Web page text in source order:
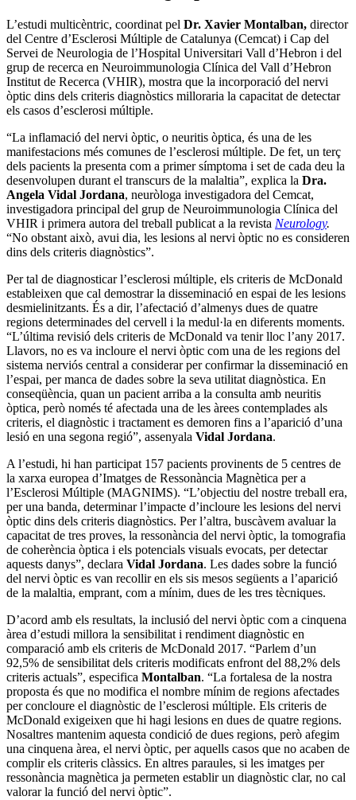
L’estudi multicèntric, coordinat pel Dr. Xavier Montalban, director
del Centre d’Esclerosi Múltiple de Catalunya (Cemcat) i Cap del
Servei de Neurologia de l’Hospital Universitari Vall d’Hebron i del
grup de recerca en Neuroimmunologia Clínica del Vall d’Hebron
Institut de Recerca (VHIR), mostra que la incorporació del nervi
òptic dins dels criteris diagnòstics milloraria la capacitat de detectar
els casos d’esclerosi múltiple.
“La inflamació del nervi òptic, o neuritis òptica, és una de les
manifestacions més comunes de l’esclerosi múltiple. De fet, un terç
dels pacients la presenta com a primer símptoma i set de cada deu la
desenvolupen durant el transcurs de la malaltia”, explica la Dra.
Angela Vidal Jordana, neuròloga investigadora del Cemcat,
investigadora principal del grup de Neuroimmunologia Clínica del
VHIR i primera autora del treball publicat a la revista Neurology.
“No obstant això, avui dia, les lesions al nervi òptic no es consideren
dins dels criteris diagnòstics”.
Per tal de diagnosticar l’esclerosi múltiple, els criteris de McDonald
estableixen que cal demostrar la disseminació en espai de les lesions
desmielinitzants. És a dir, l’afectació d’almenys dues de quatre
regions determinades del cervell i la medul·la en diferents moments.
“L’última revisió dels criteris de McDonald va tenir lloc l’any 2017.
Llavors, no es va incloure el nervi òptic com una de les regions del
sistema nerviós central a considerar per confirmar la disseminació en
l’espai, per manca de dades sobre la seva utilitat diagnòstica. En
conseqüència, quan un pacient arriba a la consulta amb neuritis
òptica, però només té afectada una de les àrees contemplades als
criteris, el diagnòstic i tractament es demoren fins a l’aparició d’una
lesió en una segona regió”, assenyala Vidal Jordana.
A l’estudi, hi han participat 157 pacients provinents de 5 centres de
la xarxa europea d’Imatges de Ressonància Magnètica per a
l’Esclerosi Múltiple (MAGNIMS). “L’objectiu del nostre treball era,
per una banda, determinar l’impacte d’incloure les lesions del nervi
òptic dins dels criteris diagnòstics. Per l’altra, buscàvem avaluar la
capacitat de tres proves, la ressonància del nervi òptic, la tomografia
de coherència òptica i els potencials visuals evocats, per detectar
aquests danys”, declara Vidal Jordana. Les dades sobre la funció
del nervi òptic es van recollir en els sis mesos següents a l’aparició
de la malaltia, emprant, com a mínim, dues de les tres tècniques.
D’acord amb els resultats, la inclusió del nervi òptic com a cinquena
àrea d’estudi millora la sensibilitat i rendiment diagnòstic en
comparació amb els criteris de McDonald 2017. “Parlem d’un
92,5% de sensibilitat dels criteris modificats enfront del 88,2% dels
criteris actuals”, especifica Montalban. “La fortalesa de la nostra
proposta és que no modifica el nombre mínim de regions afectades
per concloure el diagnòstic de l’esclerosi múltiple. Els criteris de
McDonald exigeixen que hi hagi lesions en dues de quatre regions.
Nosaltres mantenim aquesta condició de dues regions, però afegim
una cinquena àrea, el nervi òptic, per aquells casos que no acaben de
complir els criteris clàssics. En altres paraules, si les imatges per
ressonància magnètica ja permeten establir un diagnòstic clar, no cal
valorar la funció del nervi òptic”.